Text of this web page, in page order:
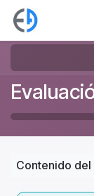
Ir al contenido
Contenido del